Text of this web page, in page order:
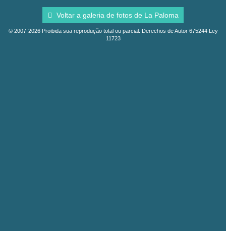
Voltar a galeria de fotos de La Paloma
© 2007-2026 Proibida sua reprodução total ou parcial. Derechos de Autor 675244 Ley
11723